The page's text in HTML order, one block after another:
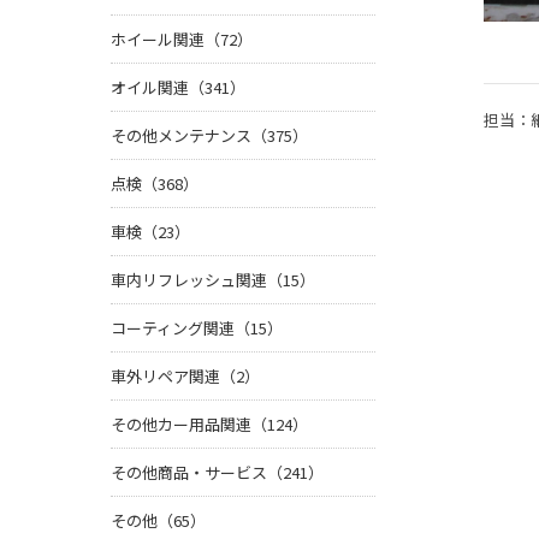
担当：
ホイール関連（72）
オイル関連（341）
その他メンテナンス（375）
点検（368）
車検（23）
車内リフレッシュ関連（15）
コーティング関連（15）
車外リペア関連（2）
その他カー用品関連（124）
その他商品・サービス（241）
その他（65）